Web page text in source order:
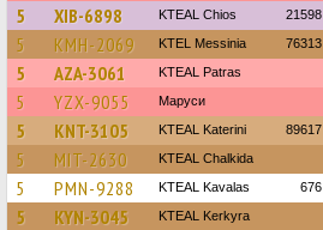
5 XIB-6898 KTEAL Chios 21598
5 KMH-2069 KTEL Messinia 76313
5 AZA-3061 KTEAL Patras
5 YZX-9055 Маруси
5 KNT-3105 KTEAL Katerini 89617
5 MIT-2630 KTEAL Chalkida
5 PMN-9288 KTEAL Kavalas 676
5 KYN-3045 KTEAL Kerkyra